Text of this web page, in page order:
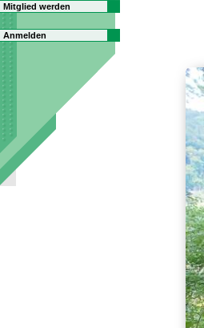
Mitglied werden
Anmelden